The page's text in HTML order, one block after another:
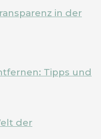
in der
Tipps und
der